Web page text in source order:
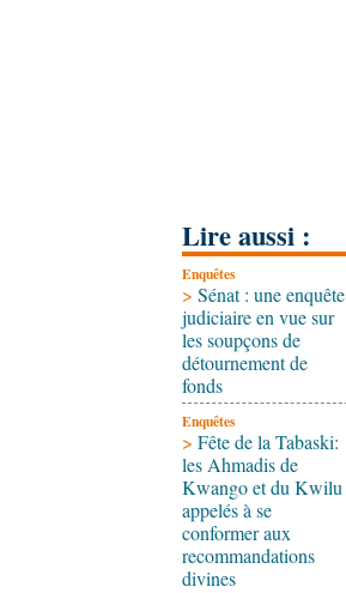
Lire aussi :
Enquêtes
> Sénat : une enquête
judiciaire en vue sur
les soupçons de
détournement de
fonds
Enquêtes
> Fête de la Tabaski:
les Ahmadis de
Kwango et du Kwilu
appelés à se
conformer aux
recommandations
divines